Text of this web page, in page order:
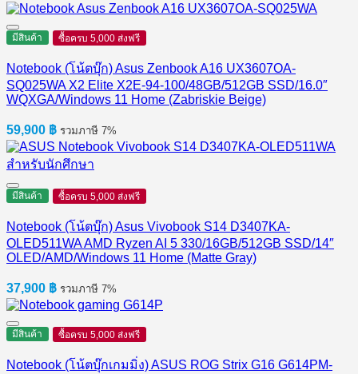
มีสินค้า ซื้อครบ 5,000 ส่งฟรี
Notebook (โน้ตบุ๊ก) Asus Zenbook A16 UX3607OA-
SQ025WA X2 Elite X2E-94-100/48GB/512GB SSD/16.0″
WQXGA/Windows 11 Home (Zabriskie Beige)
59,900 ฿ รวมภาษี 7%
มีสินค้า ซื้อครบ 5,000 ส่งฟรี
Notebook (โน้ตบุ๊ก) Asus Vivobook S14 D3407KA-
OLED511WA AMD Ryzen AI 5 330/16GB/512GB SSD/14″
OLED/AMD/Windows 11 Home (Matte Gray)
37,900 ฿ รวมภาษี 7%
มีสินค้า ซื้อครบ 5,000 ส่งฟรี
Notebook (โน้ตบุ๊กเกมมิ่ง) ASUS ROG Strix G16 G614PM-